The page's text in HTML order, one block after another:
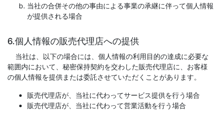
当社の合併その他の事由による事業の承継に伴って個人情報
が提供される場合
6.個人情報の販売代理店への提供
当社は、以下の場合には、個人情報の利用目的の達成に必要な
範囲内において、秘密保持契約を交わした販売代理店に、お客様
の個人情報を提供または委託させていただくことがあります。
販売代理店が、当社に代わってサービス提供を行う場合
販売代理店が、当社に代わって営業活動を行う場合